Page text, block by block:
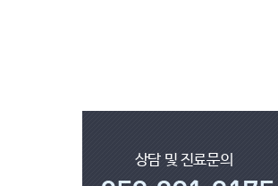
상담 및 진료문의